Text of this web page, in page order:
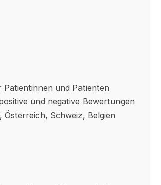
und Patienten
und negative Bewertungen
Schweiz, Belgien